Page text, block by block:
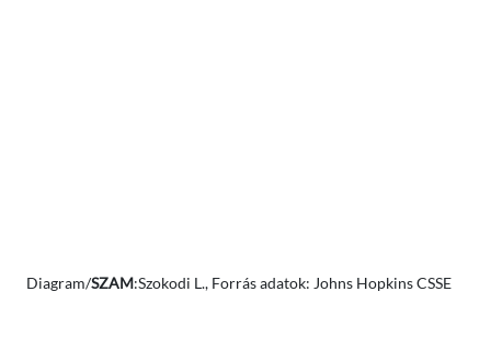
Diagram/SZAM:Szokodi L., Forrás adatok: Johns Hopkins CSSE